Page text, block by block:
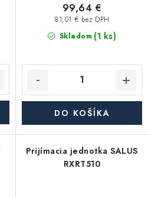
Skladom (1 ks)
81,01 € bez DPH
99,64 €
DO KOŠÍKA
Prijímacia jednotka SALUS
RXRT510